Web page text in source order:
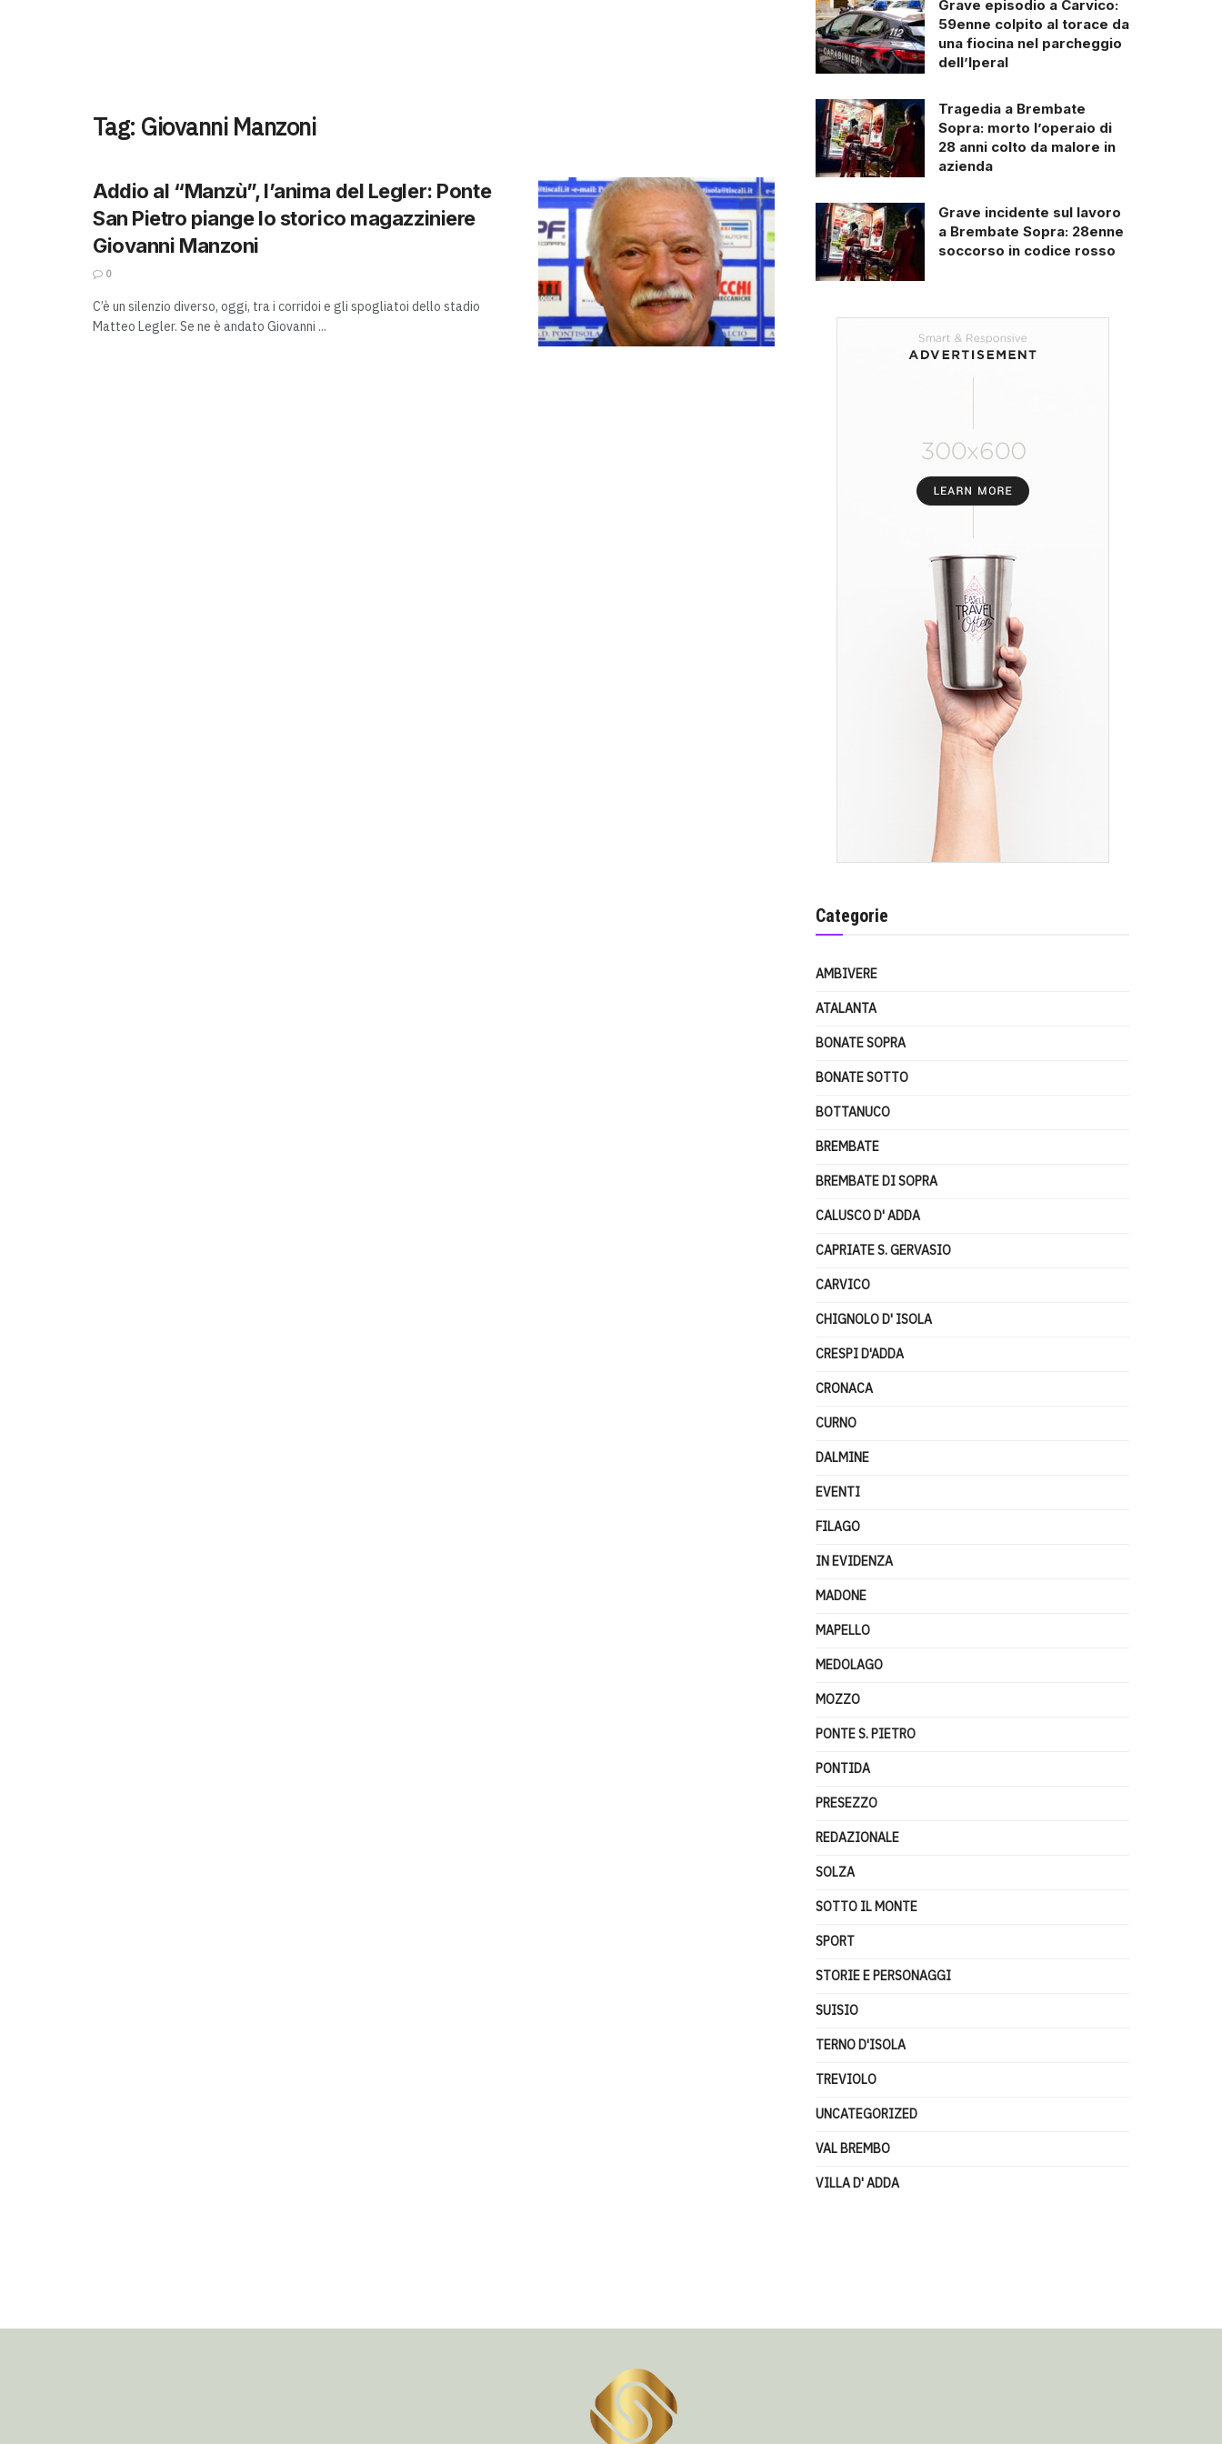
Tag: Giovanni Manzoni
Addio al “Manzù”, l’anima del Legler: Ponte
San Pietro piange lo storico magazziniere
Giovanni Manzoni
0
C’è un silenzio diverso, oggi, tra i corridoi e gli spogliatoi dello stadio
Matteo Legler. Se ne è andato Giovanni ...
Grave episodio a Carvico:
59enne colpito al torace da
una fiocina nel parcheggio
dell’Iperal
Tragedia a Brembate
Sopra: morto l’operaio di
28 anni colto da malore in
azienda
Grave incidente sul lavoro
a Brembate Sopra: 28enne
soccorso in codice rosso
Categorie
AMBIVERE
ATALANTA
BONATE SOPRA
BONATE SOTTO
BOTTANUCO
BREMBATE
BREMBATE DI SOPRA
CALUSCO D' ADDA
CAPRIATE S. GERVASIO
CARVICO
CHIGNOLO D' ISOLA
CRESPI D'ADDA
CRONACA
CURNO
DALMINE
EVENTI
FILAGO
IN EVIDENZA
MADONE
MAPELLO
MEDOLAGO
MOZZO
PONTE S. PIETRO
PONTIDA
PRESEZZO
REDAZIONALE
SOLZA
SOTTO IL MONTE
SPORT
STORIE E PERSONAGGI
SUISIO
TERNO D'ISOLA
TREVIOLO
UNCATEGORIZED
VAL BREMBO
VILLA D' ADDA